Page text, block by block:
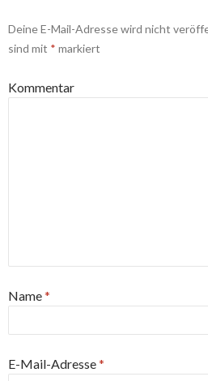
Deine E-Mail-Adresse wird nicht
sind mit * markiert
Kommentar
Name*
E-Mail-Adresse*